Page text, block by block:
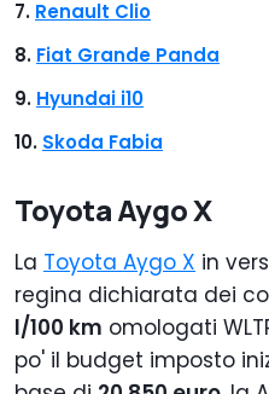
Renault Clio
Fiat Grande Panda
Hyundai i10
Skoda Fabia
Toyota Aygo X
La Toyota Aygo X in
regina dichiarata dei
l/100 km omologati
po' il budget imposto